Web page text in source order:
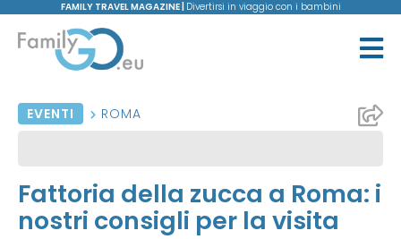
FAMILY TRAVEL MAGAZINE | Divertirsi in viaggio con i bambini
EVENTI ROMA
Fattoria della zucca a Roma: i
nostri consigli per la visita